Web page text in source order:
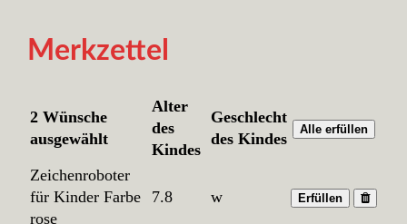
Merkzettel
2 Wünsche
ausgewählt
Alter
des
Kindes
Geschlecht
des Kindes
Alle erfüllen
Zeichenroboter
für Kinder Farbe
rose
7.8 w Erfüllen